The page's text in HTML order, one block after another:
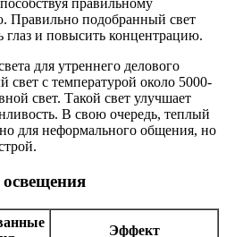
правильному
Правильно подобранный свет
глаз и повысить концентрацию.
для утреннего делового
с температурой около 5000-
свет. Такой свет улучшает
В свою очередь, теплый
для неформального общения, но
Эффект